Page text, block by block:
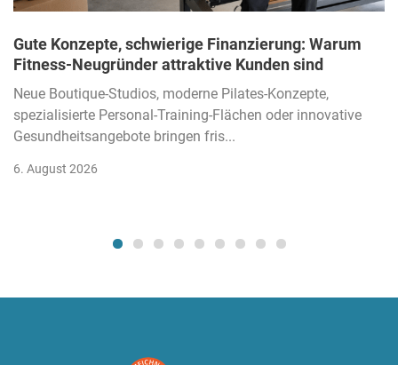
Gute Konzepte, schwierige Finanzierung: Warum
Fitness-Neugründer attraktive Kunden sind
Neue Boutique-Studios, moderne Pilates-Konzepte,
spezialisierte Personal-Training-Flächen oder innovative
Gesundheitsangebote bringen fris...
6. August 2026